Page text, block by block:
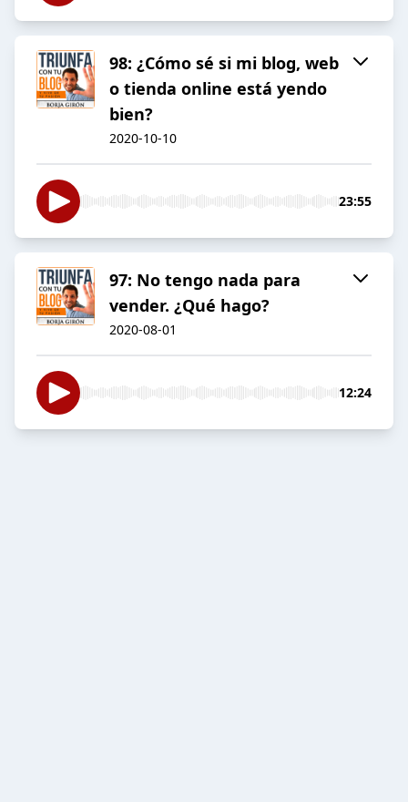
98: ¿Cómo sé si mi blog, web
o tienda online está yendo
bien?
2020-10-10
23:55
97: No tengo nada para
vender. ¿Qué hago?
2020-08-01
12:24